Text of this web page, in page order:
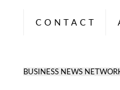
CONTACT
BUSINESS NEWS